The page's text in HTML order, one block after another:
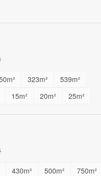
323m²
539m²
15m² 20m²
25m²
430m² 500m²
750m²